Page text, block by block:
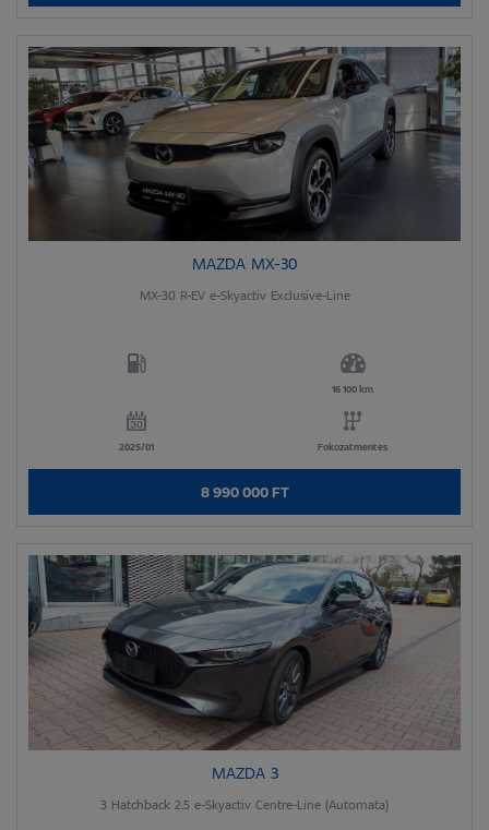
MAZDA MX-30
MX-30 R-EV e-Skyactiv Exclusive-Line
16 100 km
2025/01 Fokozatmentes
8 990 000 FT
MAZDA 3
3 Hatchback 2.5 e-Skyactiv Centre-Line (Automata)